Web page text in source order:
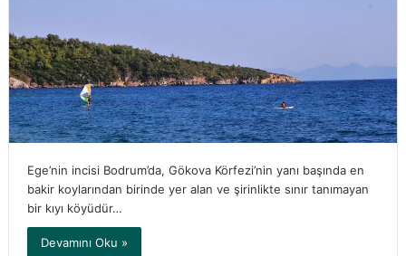
Ege’nin incisi Bodrum’da, Gökova Körfezi’nin yanı başında en
bakir koylarından birinde yer alan ve şirinlikte sınır tanımayan
bir kıyı köyüdür…
Devamını Oku »